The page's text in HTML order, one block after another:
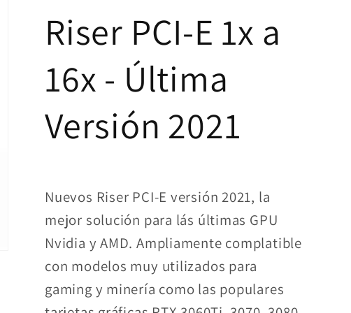
-
Última
Versión
Última
Versión
Riser PCI-E 1x a
16x - Última
Versión 2021
Nuevos Riser PCI-E versión 2021, la
mejor solución para lás últimas GPU
Nvidia y AMD. Ampliamente complatible
con modelos muy utilizados para
gaming y minería como las populares